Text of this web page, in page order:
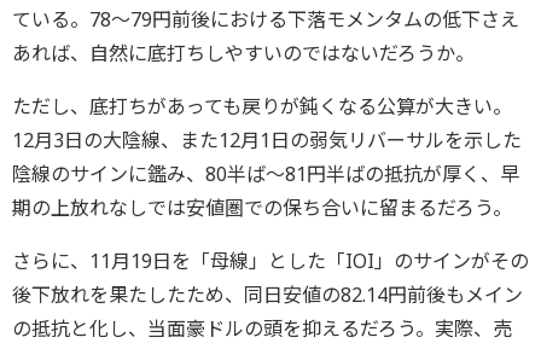
ている。78～79円前後における下落モメンタムの低下さえ
あれば、自然に底打ちしやすいのではないだろうか。
ただし、底打ちがあっても戻りが鈍くなる公算が大きい。
12月3日の大陰線、また12月1日の弱気リバーサルを示した
陰線のサインに鑑み、80半ば～81円半ばの抵抗が厚く、早
期の上放れなしでは安値圏での保ち合いに留まるだろう。
さらに、11月19日を「母線」とした「IOI」のサインがその
後下放れを果たしたため、同日安値の82.14円前後もメイン
の抵抗と化し、当面豪ドルの頭を抑えるだろう。実際、売